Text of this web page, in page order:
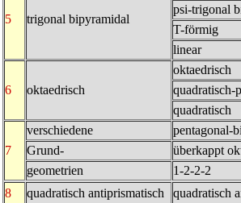
5 trigonal bipyramidal
psi-trigonal
T-förmig
linear
6 oktaedrisch
oktaedrisch
quadratisch-
quadratisch
7
verschiedene
pentagonal-
Grund-
überkappt
geometrien
1-2-2-2
8
quadratisch antiprismatisch quadratisch